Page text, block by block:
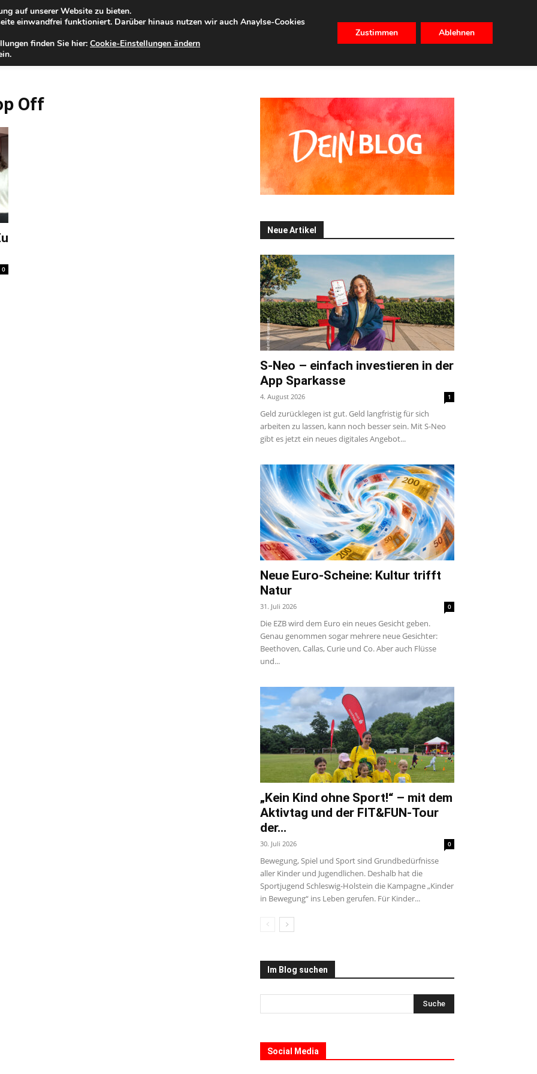
07.08.2026 Zur Internet-Filiale der Förde Sparkasse
IHRE REGION WERTPAPIERE FIRMENKUNDEN IMMOBILIEN
Off
0
Neue Artikel
S-Neo – einfach investieren in der
App Sparkasse
4. August 2026 1
Geld zurücklegen ist gut. Geld langfristig für sich
arbeiten zu lassen, kann noch besser sein. Mit S-Neo
gibt es jetzt ein neues digitales Angebot...
Neue Euro-Scheine: Kultur trifft
Natur
31. Juli 2026 0
Die EZB wird dem Euro ein neues Gesicht geben.
Genau genommen sogar mehrere neue Gesichter:
Beethoven, Callas, Curie und Co. Aber auch Flüsse
und...
„Kein Kind ohne Sport!“ – mit dem
Aktivtag und der FIT&FUN-Tour
der...
30. Juli 2026 0
Bewegung, Spiel und Sport sind Grundbedürfnisse
aller Kinder und Jugendlichen. Deshalb hat die
Sportjugend Schleswig-Holstein die Kampagne „Kinder
in Bewegung“ ins Leben gerufen. Für Kinder...
Im Blog suchen
Social Media
auf unserer Website zu bieten.
einwandfrei funktioniert. Darüber hinaus nutzen wir auch Anaylse-Cookies
finden Sie hier: Cookie-Einstellungen ändern
Zustimmen Ablehnen